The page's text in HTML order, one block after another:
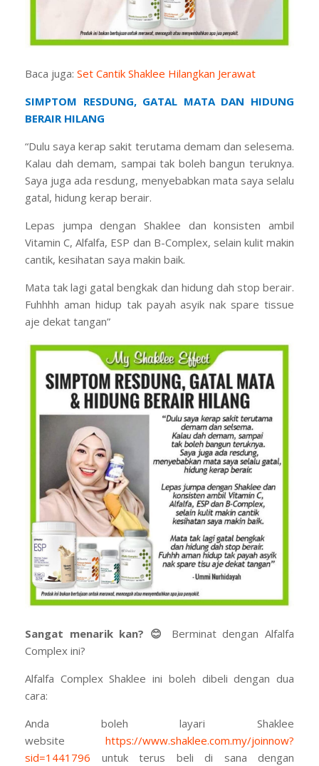
Baca juga: Set Cantik Shaklee Hilangkan Jerawat
SIMPTOM RESDUNG, GATAL MATA DAN HIDUNG
BERAIR HILANG
“Dulu saya kerap sakit terutama demam dan selesema.
Kalau dah demam, sampai tak boleh bangun teruknya.
Saya juga ada resdung, menyebabkan mata saya selalu
gatal, hidung kerap berair.
Lepas jumpa dengan Shaklee dan konsisten ambil
Vitamin C, Alfalfa, ESP dan B-Complex, selain kulit makin
cantik, kesihatan saya makin baik.
Mata tak lagi gatal bengkak dan hidung dah stop berair.
Fuhhhh aman hidup tak payah asyik nak spare tissue
aje dekat tangan”
Sangat menarik kan? 😊 Berminat denganAlfalfa
Complex ini?
Alfalfa Complex Shaklee ini boleh dibeli dengan dua
cara:
Anda boleh layari Shaklee
website https://www.shaklee.com.my/joinnow?
sid=1441796
untuk terus beli di sana dengan